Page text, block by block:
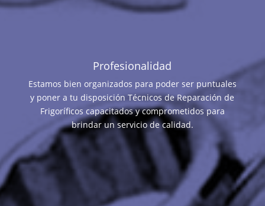
Profesionalidad
Estamos bien organizados para poder ser puntuales
y poner a tu disposición Técnicos de Reparación de
Frigoríficos capacitados y comprometidos para
brindar un servicio de calidad.